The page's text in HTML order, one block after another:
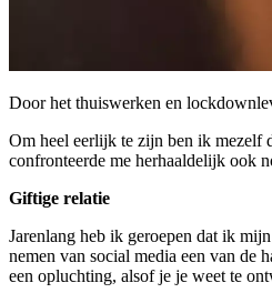
Door het thuiswerken en
Om heel eerlijk te zijn ben ik mezelf
confronteerde me herhaaldelijk ook
Giftige relatie
Jarenlang heb ik geroepen dat ik
nemen van social media een van de
een opluchting, alsof je je weet te